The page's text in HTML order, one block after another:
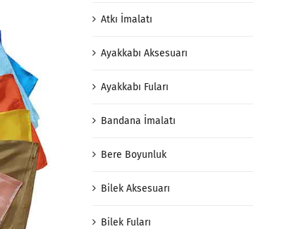
Atkı İmalatı
Ayakkabı Aksesuarı
Ayakkabı Fuları
Bandana İmalatı
Bere Boyunluk
Bilek Aksesuarı
Bilek Fuları